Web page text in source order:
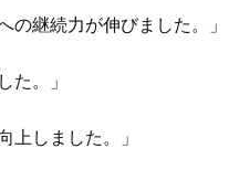
の継続力が伸びました。」
た。」
上しました。」